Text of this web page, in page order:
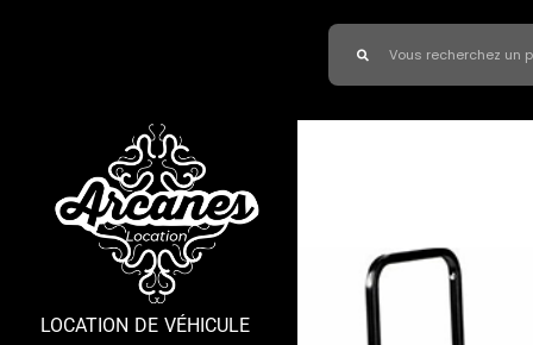
LOCATION DE VÉHICULE